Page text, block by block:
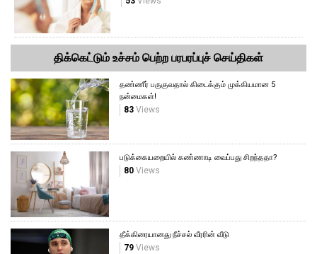
திக்கெட்டும் உச்சம் பெற்ற பரபரப்புச் செய்திகள்
தண்ணீர் பருகுவதால் கிடைக்கும் முக்கியமான 5
நன்மைகள்!
83 Views
படுக்கையறையில் கண்ணாடி வைப்பது சிறந்ததா?
80 Views
தீக்கிரையானது நீச்சல் வீரரின் வீடு
79 Views